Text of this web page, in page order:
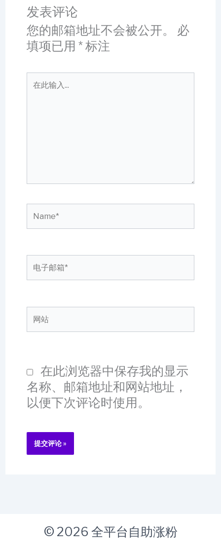
发表评论
您的邮箱地址不会被公开。
必
填项已用 *标注
Name*
电
子
箱
网
站
在此浏览器中保存我的显示
名称、邮箱地址和网站地址，
以便下次评论时使用。
© 2026 全平台自助涨粉